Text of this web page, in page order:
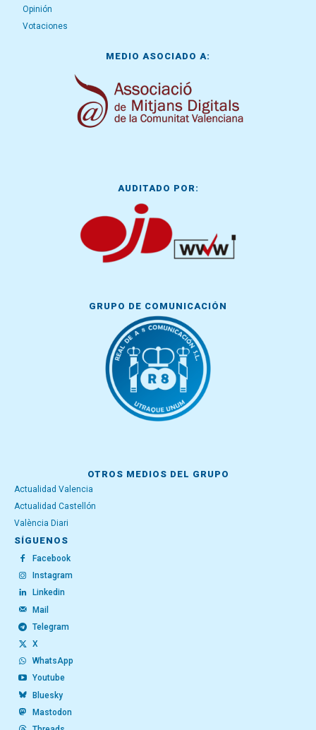
Opinión
Votaciones
MEDIO ASOCIADO A:
AUDITADO POR:
GRUPO DE COMUNICACIÓN
OTROS MEDIOS DEL GRUPO
Actualidad Valencia
Actualidad Castellón
València Diari
SÍGUENOS
Facebook
Instagram
Linkedin
Mail
Telegram
X
WhatsApp
Youtube
Bluesky
Mastodon